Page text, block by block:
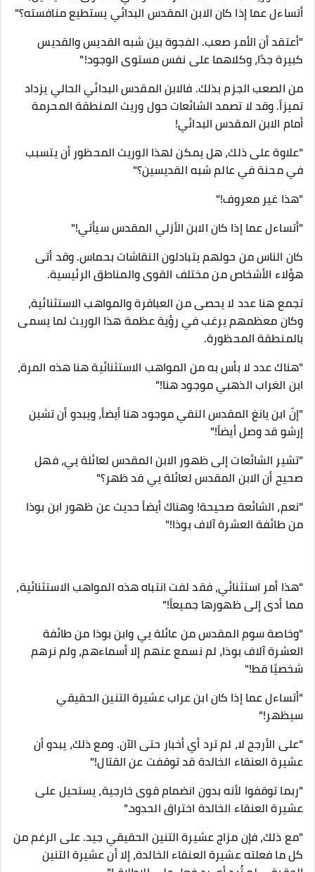
أتساءل عما إذا كان الابن المقدس البدائي يستطيع منافسته؟"
"أعتقد أن الأمر صعب. الفجوة بين شبه القديس والقديس
كبيرة جدًا، وكلاهما على نفس مستوى الوجود!"
من الصعب الجزم بذلك. فالابن المقدس البدائي الحالي يزداد
تميزاً. وقد لا تصمد الشائعات حول وريث المنطقة المحرمة
أمام الابن المقدس البدائي!
"علاوة على ذلك، هل يمكن لهذا الوريث المحظور أن يتسبب
في محنة في عالم شبه القديسين؟"
"هذا غير معروف!"
"أتساءل عما إذا كان الابن الأزلي المقدس سيأتي!"
كان الناس من حولهم يتبادلون النقاشات بحماس. وقد أتى
هؤلاء الأشخاص من مختلف القوى والمناطق الرئيسية.
تجمع هنا عدد لا يحصى من العباقرة والمواهب الاستثنائية،
وكان معظمهم يرغب في رؤية عظمة هذا الوريث لما يسمى
بالمنطقة المحظورة.
"هناك عدد لا بأس به من المواهب الاستثنائية هنا هذه المرة،
ابن الغراب الذهبي موجود هنا!"
"إنّ ابن يانغ المقدس النقي موجود هنا أيضاً، ويبدو أن تشين
إرشو قد وصل أيضاً!"
"تشير الشائعات إلى ظهور الابن المقدس لعائلة يي، فهل
صحيح أن الابن المقدس لعائلة يي قد ظهر؟"
"نعم، الشائعة صحيحة! وهناك أيضاً حديث عن ظهور ابن بوذا
من طائفة العشرة آلاف بوذا!"
"هذا أمر استثنائي، فقد لفت انتباه هذه المواهب الاستثنائية،
مما أدى إلى ظهورها جميعاً!"
"وخاصة سوم المقدس من عائلة يي وابن بوذا من طائفة
العشرة آلاف بوذا، لم نسمع عنهم إلا أسماءهم، ولم نرهم
شخصيًا قط!"
"أتساءل عما إذا كان ابن عراب عشيرة التنين الحقيقي
سيظهر!"
"على الأرجح لا، لم ترد أي أخبار حتى الآن. ومع ذلك، يبدو أن
عشيرة العنقاء الخالدة قد توقفت عن القتال!"
"ربما توقفوا لأنه بدون انضمام قوى خارجية، يستحيل على
عشيرة العنقاء الخالدة اختراق الحدود."
"مع ذلك، فإن مزاج عشيرة التنين الحقيقي جيد. على الرغم من
كل ما فعلته عشيرة العنقاء الخالدة، إلا أن عشيرة التنين